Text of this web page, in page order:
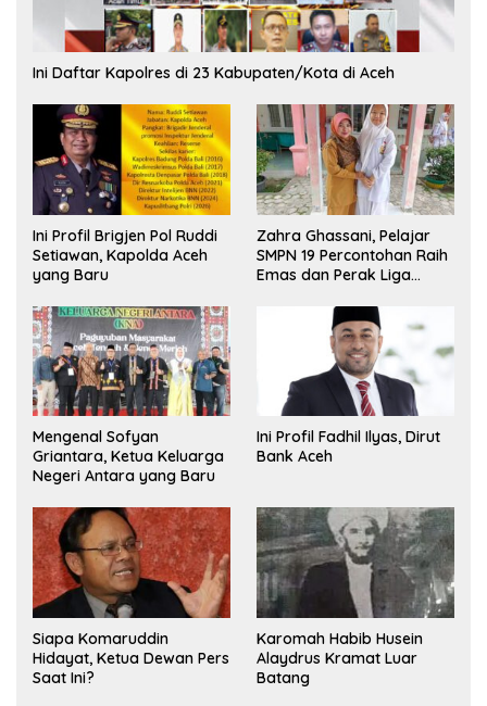
Ini Daftar Kapolres di 23 Kabupaten/Kota di Aceh
Ini Profil Brigjen Pol Ruddi
Setiawan, Kapolda Aceh
yang Baru
Zahra Ghassani, Pelajar
SMPN 19 Percontohan Raih
Emas dan Perak Liga
Mengenal Sofyan
Griantara, Ketua Keluarga
Negeri Antara yang Baru
Ini Profil Fadhil Ilyas, Dirut
Bank Aceh
Siapa Komaruddin
Hidayat, Ketua Dewan Pers
Saat Ini?
Karomah Habib Husein
Alaydrus Kramat Luar
Batang